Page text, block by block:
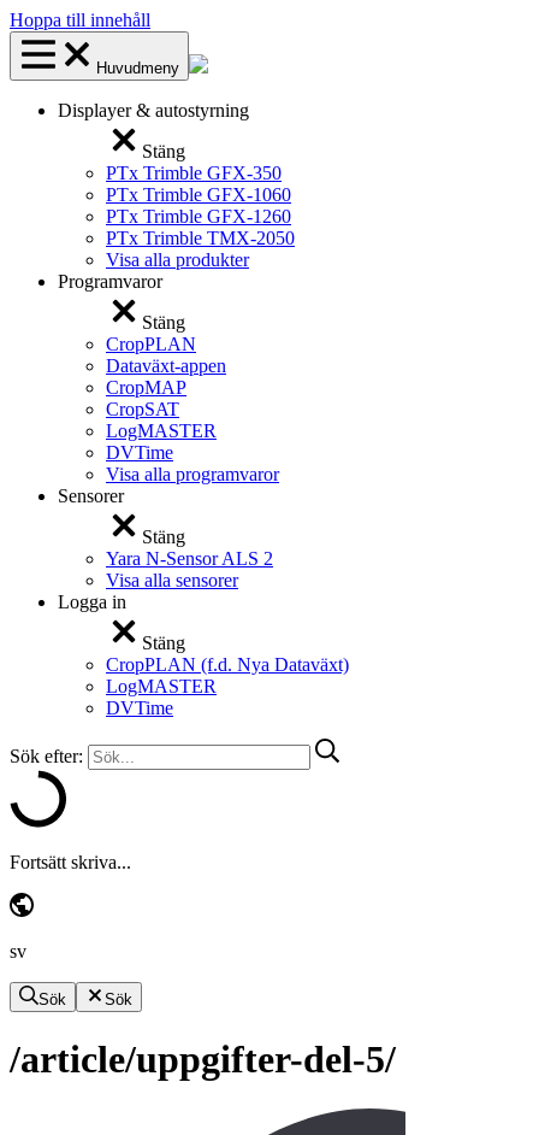
Hoppa till innehåll
Huvudmeny
Displayer & autostyrning
Stäng
PTx Trimble GFX-350
PTx Trimble GFX-1060
PTx Trimble GFX-1260
PTx Trimble TMX-2050
Visa alla produkter
Programvaror
Stäng
CropPLAN
Dataväxt-appen
CropMAP
CropSAT
LogMASTER
DVTime
Visa alla programvaror
Sensorer
Stäng
Yara N-Sensor ALS 2
Visa alla sensorer
Logga in
Stäng
CropPLAN (f.d. Nya Dataväxt)
LogMASTER
DVTime
Sök efter:
Fortsätt skriva...
sv
Sök Sök
/article/uppgifter-del-5/